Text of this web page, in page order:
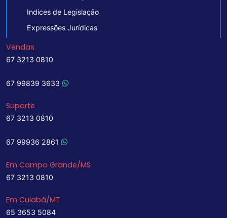
Indices de Legislação
Expressões Jurídicas
Vendas
67 3213 0810
67 99839 3633
Suporte
67 3213 0810
67 99936 2861
Em Campo Grande/MS
67 3213 0810
Em Cuiabá/MT
65 3653 5084